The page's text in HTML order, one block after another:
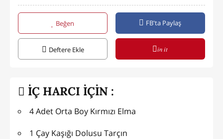
Beğen FB'ta Paylaş
Deftere Ekle in it
İÇ HARCI İÇİN :
4 Adet Orta Boy Kırmızı Elma
1 Çay Kaşığı Dolusu Tarçın